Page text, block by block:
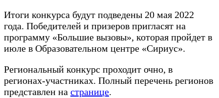
Итоги конкурса будут подведены 20 мая 2022
года. Победителей и призеров пригласят на
программу «Большие вызовы», которая пройдет в
июле в Образовательном центре «Сириус».
Региональный конкурс проходит очно, в
регионах-участниках. Полный перечень регионов
представлен на странице.